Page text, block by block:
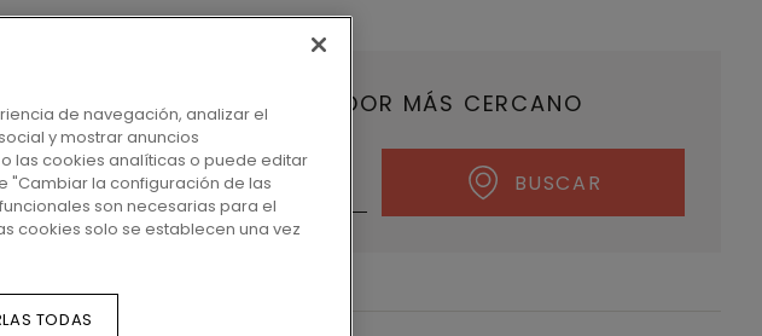
LOCALICE SU DISTRIBUIDOR MÁS CERCANO
BUSCAR
de navegación, analizar el
y mostrar anuncios
las cookies analíticas o puede editar
"Cambiar la configuración de las
son necesarias para el
cookies solo se establecen una vez
TODAS